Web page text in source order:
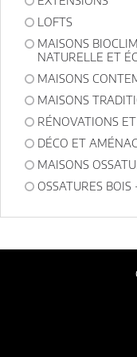
LOFTS
MAISONS
NATURELLE ET
MAISONS
MAISONS
RÉNOVATIONS
DÉCO ET
MAISONS
OSSATURES